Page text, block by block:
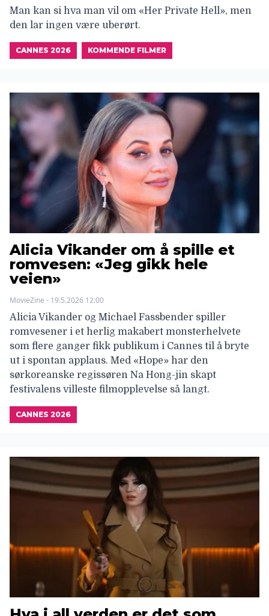
Man kan si hva man vil om «Her Private Hell», men
den lar ingen være uberørt.
CANNES 2026 KOMMENDE FILMER
Alicia Vikander om å spille et
romvesen: «Jeg gikk hele
veien»
MovieZine - 19.5.2026 12:00
Alicia Vikander og Michael Fassbender spiller
romvesener i et herlig makabert monsterhelvete
som flere ganger fikk publikum i Cannes til å bryte
ut i spontan applaus. Med «Hope» har den
sørkoreanske regissøren Na Hong-jin skapt
festivalens villeste filmopplevelse så langt.
CANNES 2026